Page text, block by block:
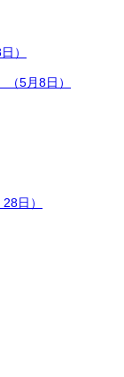
）
5月8日）
日）